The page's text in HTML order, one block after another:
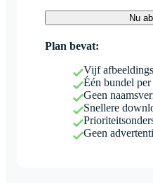
Nu
Plan bevat:
Vijf
Één bundel per
Geen
Snellere
Geen